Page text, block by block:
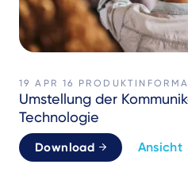
19 APR 16
Umstellung der
Technologie
Download Ansicht